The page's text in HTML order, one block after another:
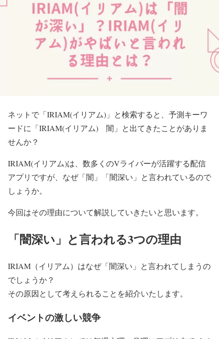
ネットで「IRIAM(イリアム)」と検索すると、予測キーワ
ードに「IRIAM(イリアム) 闇」と出てきたことがありま
せんか？
IRIAM(イリアム)は、数多くのVライバーが活躍する配信
アプリですが、なぜ「闇」「闇深い」と言われているので
しょうか。
今回はその理由について解説していきたいと思います。
「闇深い」と言われる3つの理由
IRIAM（イリアム）はなぜ「闇深い」と言われてしまうの
でしょうか？
その原因として考えられることを紹介いたします。
イベントの激しい競争